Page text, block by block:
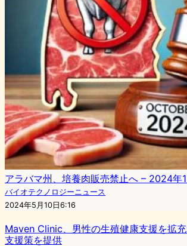
アラバマ州、培養肉販売禁止へ – 2024年
バイオテクノロジーニュース
2024年5月10日6:16
Maven Clinic、男性の生殖健康支援を拡
支援策を提供